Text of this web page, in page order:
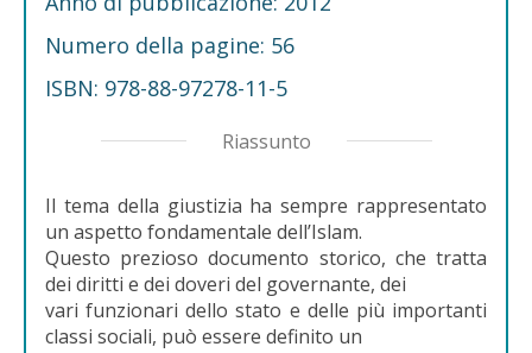
Numero della pagine: 56
ISBN: 978-88-97278-11-5
Riassunto
Il tema della giustizia ha sempre rappresentato
un aspetto fondamentale dell’Islam.
Questo prezioso documento storico, che tratta
dei diritti e dei doveri del governante, dei
vari funzionari dello stato e delle più importanti
classi sociali, può essere definito un